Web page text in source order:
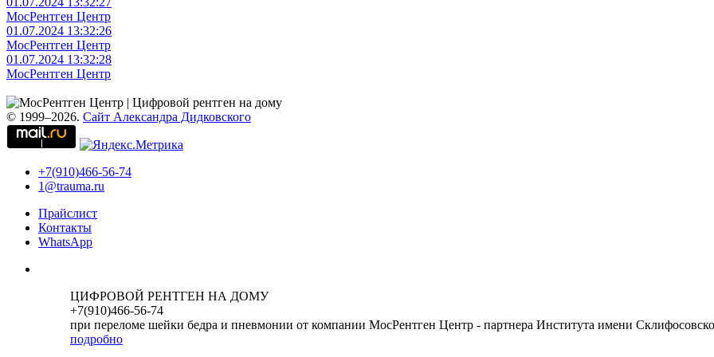
МосРентген Центр
01.07.2024 13:32:26
МосРентген Центр
01.07.2024 13:32:28
МосРентген Центр
© 1999–2026. Сайт Александра Дидковского
+7(910)466-56-74
1@trauma.ru
Прайслист
Контакты
WhatsApp
ЦИФРОВОЙ РЕНТГЕН НА ДОМУ
+7(910)466-56-74
при переломе шейки бедра и пневмонии от компании МосРентген Центр - партнера Института имени
подробно